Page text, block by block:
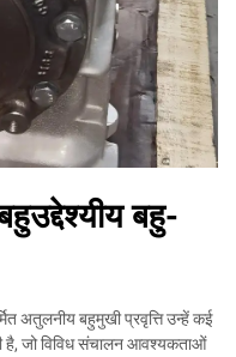
बहु-
अतुलनीय बहुमुखी प्रवृत्ति उन्हें कई
है, जो विविध संचालन आवश्यकताओं